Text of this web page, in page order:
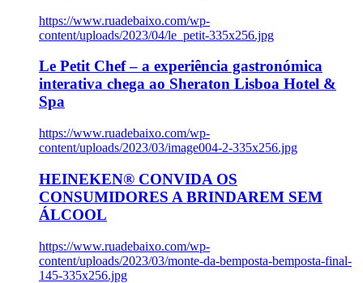
https://www.ruadebaixo.com/wp-
content/uploads/2023/04/le_petit-335x256.jpg
Le Petit Chef – a experiência gastronómica
interativa chega ao Sheraton Lisboa Hotel &
Spa
https://www.ruadebaixo.com/wp-
content/uploads/2023/03/image004-2-335x256.jpg
HEINEKEN® CONVIDA OS
CONSUMIDORES A BRINDAREM SEM
ÁLCOOL
https://www.ruadebaixo.com/wp-
content/uploads/2023/03/monte-da-bemposta-bemposta-final-
145-335x256.jpg